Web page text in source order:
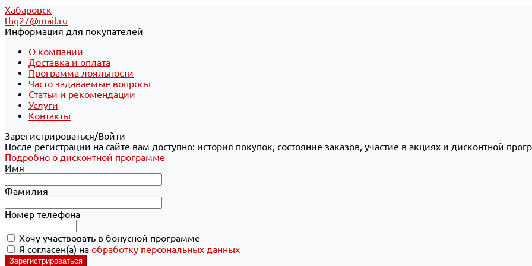
Хабаровск
thg27@mail.ru
Информация для покупателей
О компании
Доставка и оплата
Программа лояльности
Часто задаваемые вопросы
Статьи и рекомендации
Услуги
Контакты
Зарегистрироваться/Войти
После регистрации на сайте вам доступно: история покупок, состояние заказов, участие в акциях и дисконтной
Подробно о дисконтной программе
Имя
Фамилия
Номер телефона
Хочу участвовать в бонусной программе
Я согласен(а) на обработку персональных данных